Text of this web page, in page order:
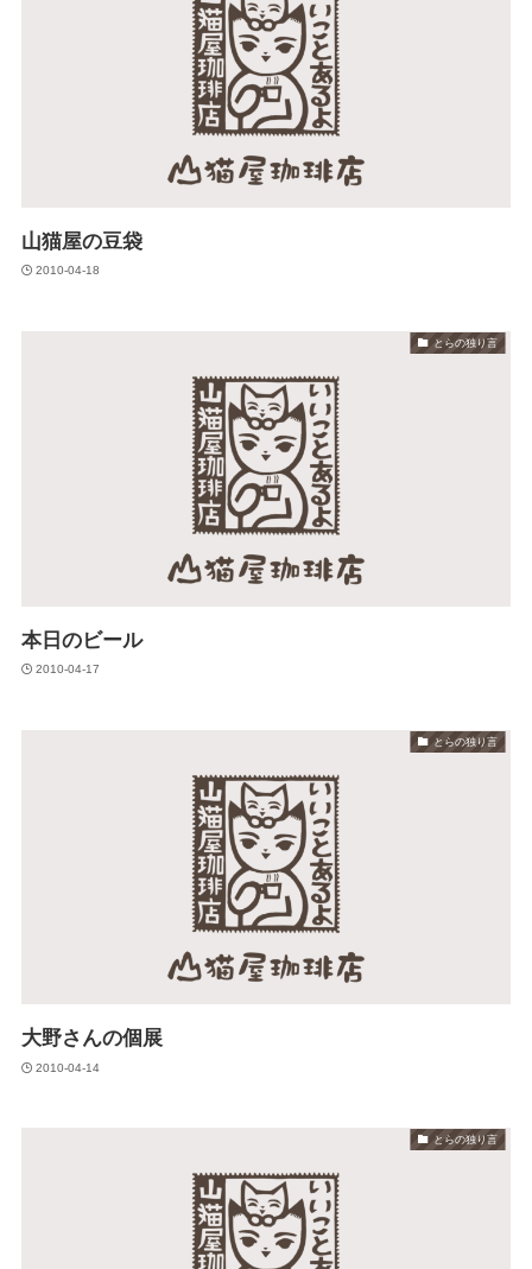
山猫屋の豆袋
2010-04-18
とらの独り言
本日のビール
2010-04-17
とらの独り言
大野さんの個展
2010-04-14
とらの独り言